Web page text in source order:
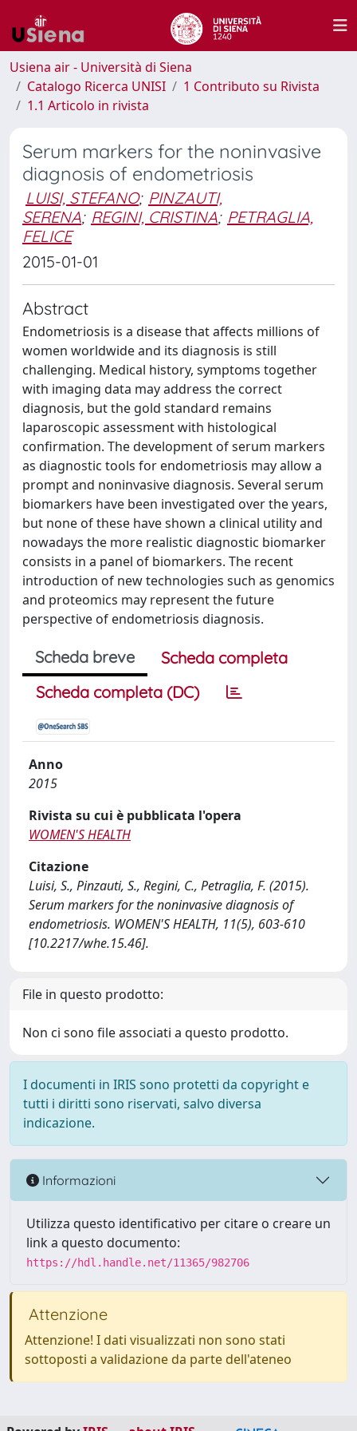
Usiena air - Università di Siena
Catalogo Ricerca UNISI
1 Contributo su Rivista
1.1 Articolo in rivista
Serum markers for the noninvasive
diagnosis of endometriosis
LUISI, STEFANO; PINZAUTI,
SERENA; REGINI, CRISTINA; PETRAGLIA,
FELICE
2015-01-01
Abstract
Endometriosis is a disease that affects millions of
women worldwide and its diagnosis is still
challenging. Medical history, symptoms together
with imaging data may address the correct
diagnosis, but the gold standard remains
laparoscopic assessment with histological
confirmation. The development of serum markers
as diagnostic tools for endometriosis may allow a
prompt and noninvasive diagnosis. Several serum
biomarkers have been investigated over the years,
but none of these have shown a clinical utility and
nowadays the more realistic diagnostic biomarker
consists in a panel of biomarkers. The recent
introduction of new technologies such as genomics
and proteomics may represent the future
perspective of endometriosis diagnosis.
Scheda breve
Scheda completa
Scheda completa (DC)
Anno
2015
Rivista su cui è pubblicata l'opera
WOMEN'S HEALTH
Citazione
Luisi, S., Pinzauti, S., Regini, C., Petraglia, F. (2015).
Serum markers for the noninvasive diagnosis of
endometriosis. WOMEN'S HEALTH, 11(5), 603-610
[10.2217/whe.15.46].
File in questo prodotto:
Non ci sono file associati a questo prodotto.
I documenti in IRIS sono protetti da copyright e
tutti i diritti sono riservati, salvo diversa
indicazione.
Informazioni
Utilizza questo identificativo per citare o creare un
link a questo documento:
https://hdl.handle.net/11365/982706
Attenzione
Attenzione! I dati visualizzati non sono stati
sottoposti a validazione da parte dell'ateneo